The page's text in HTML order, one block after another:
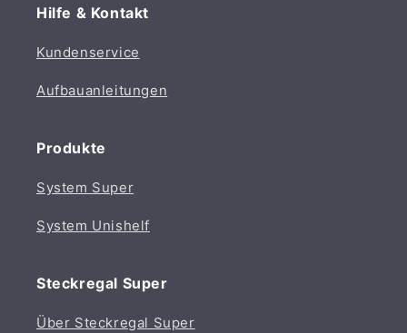
Hilfe & Kontakt
Kundenservice
Aufbauanleitungen
Produkte
System Super
System Unishelf
Steckregal Super
Über Steckregal Super